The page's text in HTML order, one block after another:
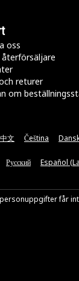
oss
returer
om
文 Čeština
Русский Español
får